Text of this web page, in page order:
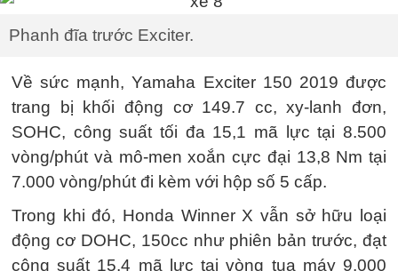
Phanh đĩa trước Exciter.
Về sức mạnh, Yamaha Exciter 150 2019 được
trang bị khối động cơ 149.7 cc, xy-lanh đơn,
SOHC, công suất tối đa 15,1 mã lực tại 8.500
vòng/phút và mô-men xoắn cực đại 13,8 Nm tại
7.000 vòng/phút đi kèm với hộp số 5 cấp.
Trong khi đó, Honda Winner X vẫn sở hữu loại
động cơ DOHC, 150cc như phiên bản trước, đạt
công suất 15,4 mã lực tại vòng tua máy 9.000